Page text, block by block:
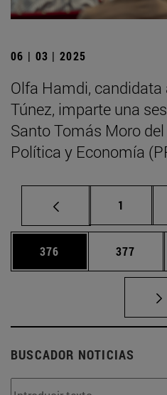
06 | 03 | 2025
Olfa Hamdi, candidata
Túnez, imparte una
Santo Tomás Moro
Política y Economía
Página
1
Página
376 Página
377
BUSCADOR NOTICIAS